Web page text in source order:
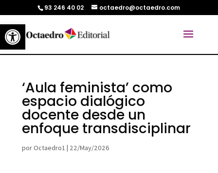
Abrir barra de herramientas
93 246 40 02 octaedro@octaedro.com
‘Aula feminista’ como
espacio dialógico
docente desde un
enfoque transdisciplinar
porOctaedro1 | 22/May/2026